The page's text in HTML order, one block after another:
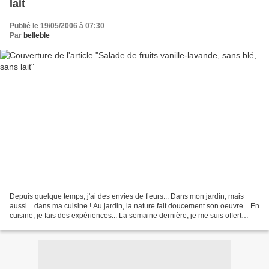
lait
Publié le 19/05/2006 à 07:30
Par belleble
Depuis quelque temps, j'ai des envies de fleurs... Dans mon jardin, mais
aussi... dans ma cuisine ! Au jardin, la nature fait doucement son oeuvre... En
cuisine, je fais des expériences... La semaine dernière, je me suis offert